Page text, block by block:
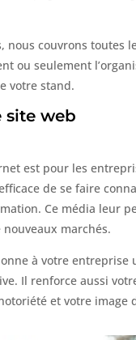
nous couvrons toutes
ou seulement
votre stand.
site web
est pour les
de se faire
Ce média leur
marchés.
à votre entreprise
Il renforce aussi
et votre image